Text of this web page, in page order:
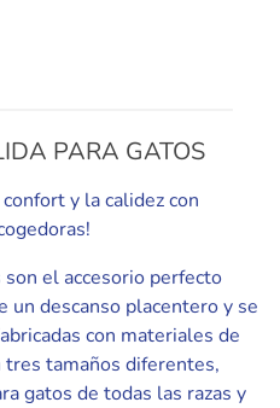
PARA GATOS
y la calidez con
el accesorio perfecto
descanso placentero y se
con materiales de
tamaños diferentes,
gatos de todas las razas y